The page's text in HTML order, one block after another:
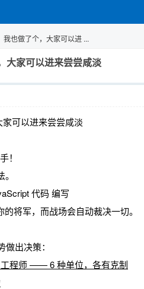
也做了个，大家可以进 ...
大家可以进来尝尝咸淡
可以进来尝尝咸淡
！
代码 编写
将军，而战场会自动裁决一切。
出决策：
程师 —— 6 种单位，各有克制